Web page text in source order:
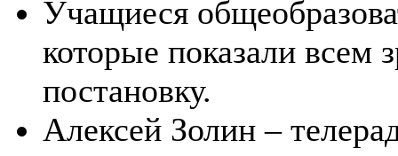
Учащиеся
которые показали всем
постановку.
Алексей Золин –